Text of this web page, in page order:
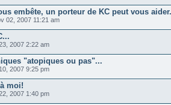
embête, un porteur de KC peut vous
02, 2007 11:21 am
2007 2:22 am
"atopiques ou pas"...
2007 9:25 pm
moi!
2007 1:40 pm